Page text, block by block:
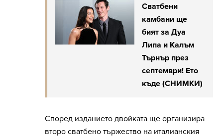
Сватбени
камбани ще
бият за Дуа
Липа и Калъм
Търнър през
септември! Ето
къде (СНИМКИ)
Според изданието двойката ще организира
второ сватбено тържество на италианския